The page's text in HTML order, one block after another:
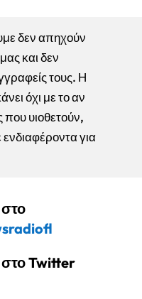
δεν απηχούν
και δεν
τους. Η
όχι με το αν
που υιοθετούν,
για
Twitter